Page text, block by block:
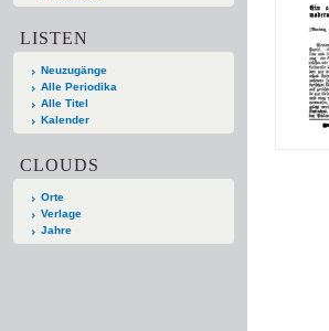
LISTEN
Neuzugänge
Alle Periodika
Alle Titel
Kalender
CLOUDS
Orte
Verlage
Jahre